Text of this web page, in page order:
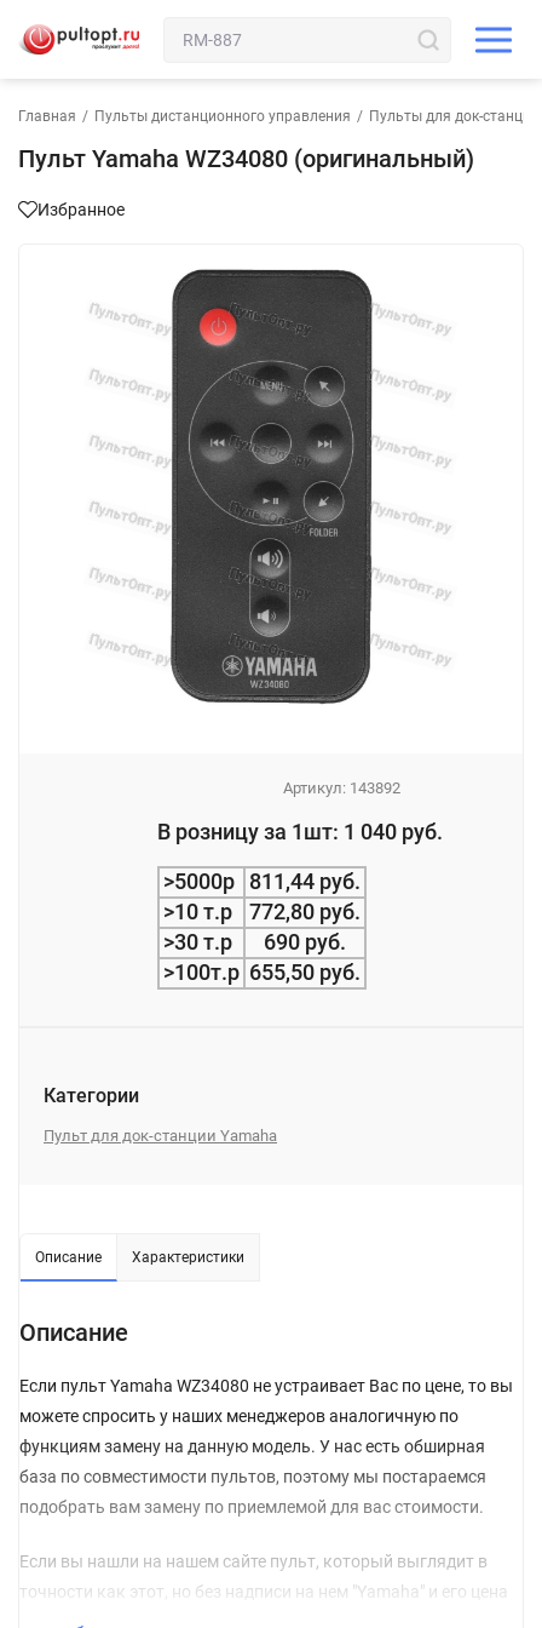
Главная / Пульты дистанционного управления / Пульты для док-станции
Пульт Yamaha WZ34080 (оригинальный)
Избранное
Артикул: 143892
В розницу за 1шт: 1 040 руб.
>5000р
811,44 руб.
>10 т.р
772,80 руб.
>30 т.р
690 руб.
>100т.р 655,50 руб.
Категории
Пульт для док-станции Yamaha
Описание Характеристики
Описание
Если пульт Yamaha WZ34080 не устраивает Вас по цене, то вы
можете спросить у наших менеджеров аналогичную по
функциям замену на данную модель. У нас есть обширная
база по совместимости пультов, поэтому мы постараемся
подобрать вам замену по приемлемой для вас стоимости.
Если вы нашли на нашем сайте пульт, который выглядит в
точности как этот, но без надписи на нем "Yamaha" и его цена
гораздо ниже, то, можете не сомневаться, и сразу класть его в